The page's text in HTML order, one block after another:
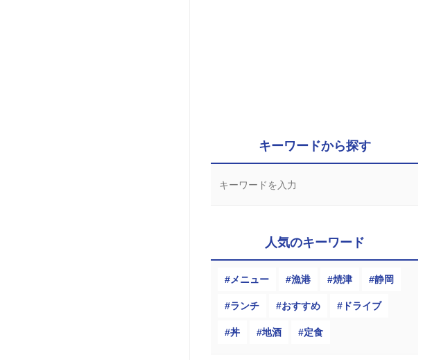
キーワードから探す
人気のキーワード
メニュー 漁港 焼津 静岡
ランチ おすすめ ドライブ
丼 地酒 定食